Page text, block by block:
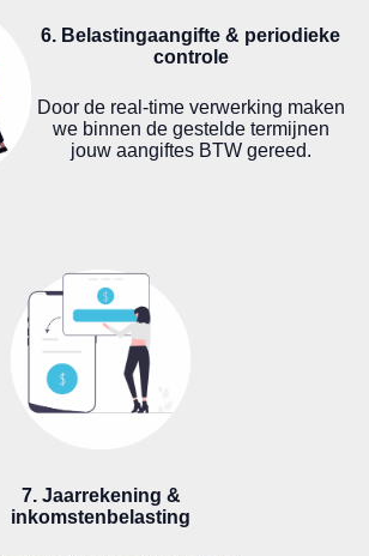
6. Belastingaangifte & periodieke
controle
Door de real-time verwerking maken
we binnen de gestelde termijnen
jouw aangiftes BTW gereed.
7. Jaarrekening &
inkomstenbelasting